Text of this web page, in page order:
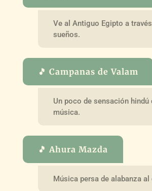
Ve al Antiguo Egipto a
sueños.
🎵 Campanas de Valam
Un poco de sensación hindú
música.
🎵 Ahura Mazda
Música persa de alabanza al